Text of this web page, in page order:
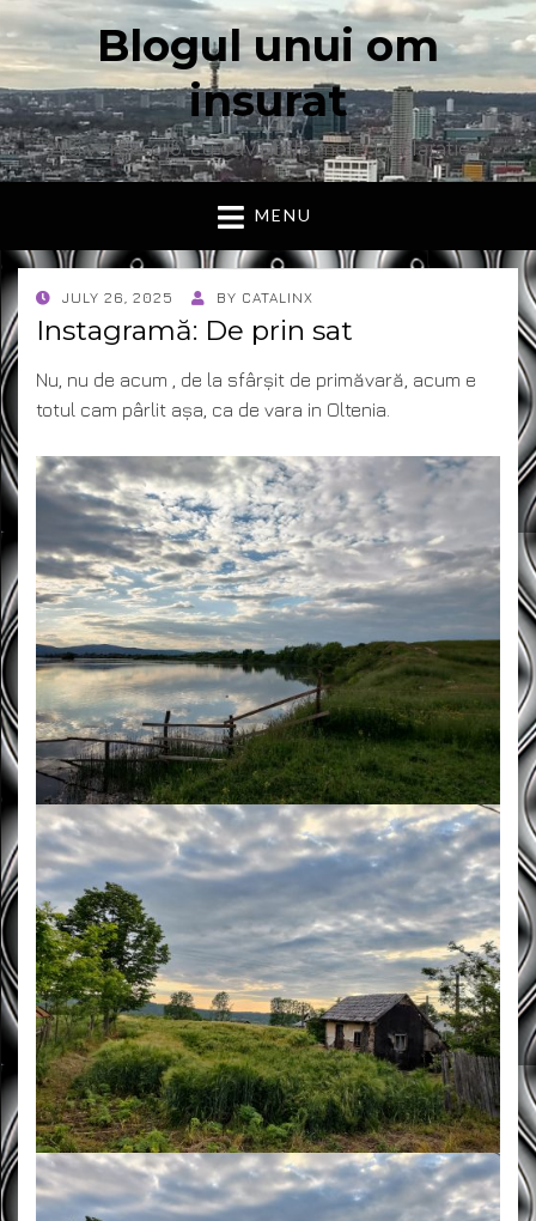
Blogul unui om
insurat
Aici vorbesc io, cu cuvintele mele. Declaratie….
MENU
POSTED
ON
JULY 26, 2025 BY CATALINX
Instagramă: De prin sat
Nu, nu de acum , de la sfârșit de primăvară, acum e
totul cam pârlit așa, ca de vara in Oltenia.